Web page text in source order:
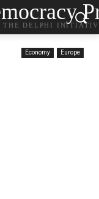
THE DELPHI
Economy Europe